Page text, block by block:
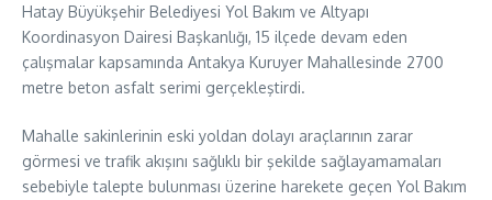
Hatay Büyükşehir Belediyesi Yol Bakım ve Altyapı
Koordinasyon Dairesi Başkanlığı, 15 ilçede devam eden
çalışmalar kapsamında Antakya Kuruyer Mahallesinde 2700
metre beton asfalt serimi gerçekleştirdi.
Mahalle sakinlerinin eski yoldan dolayı araçlarının zarar
görmesi ve trafik akışını sağlıklı bir şekilde sağlayamamaları
sebebiyle talepte bulunması üzerine harekete geçen Yol Bakım